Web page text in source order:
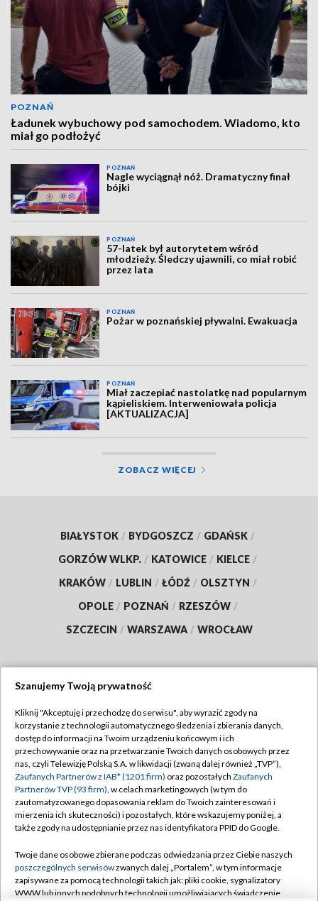
POZNAŃ
Ładunek wybuchowy pod samochodem. Wiadomo, kto
miał go podłożyć
POZNAŃ
Nagle wyciągnął nóż. Dramatyczny finał
bójki
POZNAŃ
57-latek był autorytetem wśród
młodzieży. Śledczy ujawnili, co miał robić
przez lata
POZNAŃ
Pożar w poznańskiej pływalni. Ewakuacja
POZNAŃ
Miał zaczepiać nastolatkę nad popularnym
kąpieliskiem. Interweniowała policja
[AKTUALIZACJA]
ZOBACZ WIĘCEJ
BIAŁYSTOK / BYDGOSZCZ / GDAŃSK /
GORZÓW WLKP. / KATOWICE / KIELCE /
KRAKÓW / LUBLIN / ŁÓDŹ / OLSZTYN /
OPOLE / POZNAŃ / RZESZÓW /
SZCZECIN / WARSZAWA / WROCŁAW
TVP
Abonament TVP
Emisja w TVP
Centrum informacji TVP
Naziemna Telewizja Cyfrowa
Rada Programowa
System NOS
Regulamin TVP
Polityka prywatności
Moje zgody
Pomoc
Kontakt
Szanujemy Twoją prywatność
Kliknij "Akceptuję i przechodzę do serwisu", aby wyrazić zgody na
korzystanie z technologii automatycznego śledzenia i zbierania danych,
dostęp do informacji na Twoim urządzeniu końcowym i ich
przechowywanie oraz na przetwarzanie Twoich danych osobowych przez
nas, czyli Telewizję Polską S.A. w likwidacji (zwaną dalej również „TVP”),
Zaufanych Partnerów z IAB* (1201 firm) oraz pozostałych Zaufanych
Partnerów TVP (93 firm), w celach marketingowych (w tym do
zautomatyzowanego dopasowania reklam do Twoich zainteresowań i
mierzenia ich skuteczności) i pozostałych, które wskazujemy poniżej, a
także zgody na udostępnianie przez nas identyfikatora PPID do Google.
Twoje dane osobowe zbierane podczas odwiedzania przez Ciebie naszych
poszczególnych serwisówzwanych dalej „Portalem”, w tym informacje
zapisywane za pomocą technologii takich jak: pliki cookie, sygnalizatory
WWW lub innych podobnych technologii umożliwiających świadczenie